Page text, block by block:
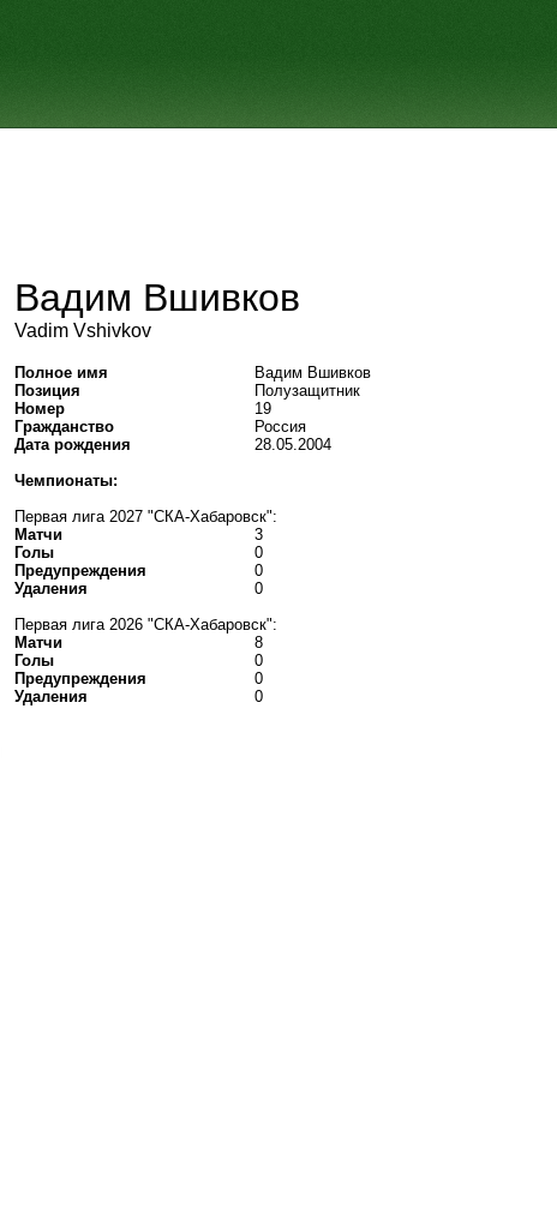
Вадим Вшивков
Vadim Vshivkov
Полное имя
Вадим Вшивков
Позиция
Полузащитник
Номер
19
Гражданство
Россия
Дата рождения
28.05.2004
Чемпионаты:
Первая лига 2027 "СКА-Хабаровск":
Матчи
3
Голы
0
Предупреждения
0
Удаления
0
Первая лига 2026 "СКА-Хабаровск":
Матчи
8
Голы
0
Предупреждения
0
Удаления
0